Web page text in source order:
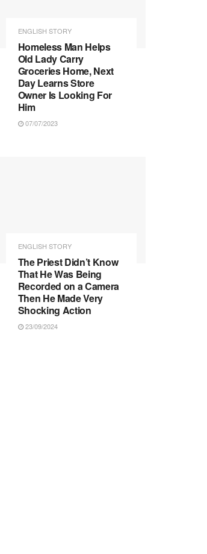
ENGLISH STORY
Homeless Man Helps
Old Lady Carry
Groceries Home, Next
Day Learns Store
Owner Is Looking For
Him
07/07/2023
ENGLISH STORY
The Priest Didn’t Know
That He Was Being
Recorded on a Camera
Then He Made Very
Shocking Action
23/09/2024